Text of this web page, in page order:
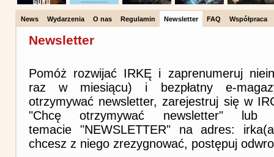
News Wydarzenia O nas Regulamin Newsletter FAQ Współpraca
Newsletter
Pomóż rozwijać IRKĘ i zaprenumeruj
raz w miesiącu) i bezpłatny e-
otrzymywać newsletter, zarejestruj się w
"Chcę otrzymywać newsletter"
temacie "NEWSLETTER" na adres:
chcesz z niego zrezygnować, postępuj